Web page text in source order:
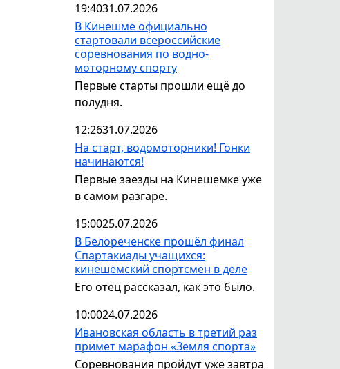
19:4031.07.2026
В Кинешме официально
стартовали всероссийские
соревнования по водно-
моторному спорту
Первые старты прошли ещё до
полудня.
12:2631.07.2026
На старт, водомоторники! Гонки
начинаются!
Первые заезды на Кинешемке уже
в самом разгаре.
15:0025.07.2026
В Белореченске прошёл финал
Спартакиады учащихся:
кинешемский спортсмен в деле
Его отец рассказал, как это было.
10:0024.07.2026
Ивановская область в третий раз
примет марафон «Земля спорта»
Соревнования пройдут уже завтра